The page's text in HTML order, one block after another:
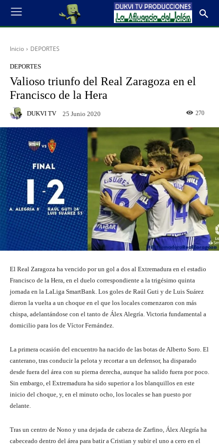
Inicio DEPORTES
DEPORTES
Valioso triunfo del Real Zaragoza en el
Francisco de la Hera
DUKVI TV 25 Junio 2020 270
El Real Zaragoza ha vencido por un gol a dos al Extremadura en el estadio
Francisco de la Hera, en el duelo correspondiente a la trigésimo quinta
jornada en la LaLiga SmartBank. Los goles de Raúl Guti y de Luis Suárez
dieron la vuelta a un choque en el que los locales comenzaron con más
chispa, adelantándose con el tanto de Álex Alegría. Victoria fundamental a
domicilio para los de Víctor Fernández.
La primera ocasión del encuentro ha nacido de las botas de Alberto Soro. El
canterano, tras conducir la pelota y recortar a un defensor, ha disparado
desde fuera del área con su pierna derecha, aunque ha salido fuera por poco.
Sin embargo, el Extremadura ha sido superior a los blanquillos en este
inicio del choque, y, en el minuto ocho, los locales se han puesto por
delante.
Tras un centro de Nono y una dejada de cabeza de Zarfino, Álex Alegría ha
cabeceado dentro del área para batir a Cristian y subir el uno a cero en el